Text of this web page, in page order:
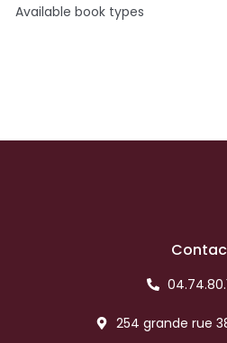
Available book types
254 grande rue